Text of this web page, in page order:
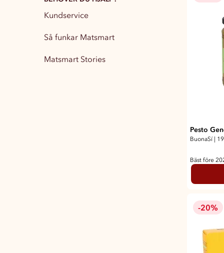
Partytillbehör
Kundservice
Så funkar Matsmart
Matsmart Stories
Pesto
BuonaSí
Bäst före
-20%